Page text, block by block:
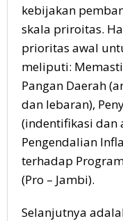
kebijakan
skala priroitas.
prioritas awal
meliputi:
Pangan Daerah
dan lebaran),
(indentifikasi dan
Pengendalian
terhadap
(Pro – Jambi).
Selanjutnya